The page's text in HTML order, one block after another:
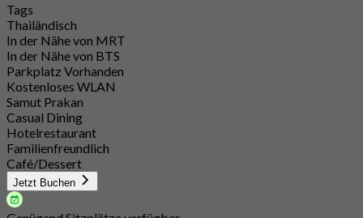
Tags
Thailändisch
In der Nähe von MRT
In der Nähe von BTS
Parkplatz Vorhanden
Kostenloses WLAN
Samut Prakan
Casual Dining
Hotelrestaurant
Familienfreundlich
Café/Dessert
Jetzt Buchen